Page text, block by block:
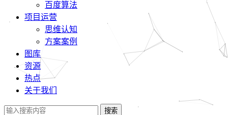
百度算法
项目运营
思维认知
方案案例
图库
资源
热点
关于我们
搜索